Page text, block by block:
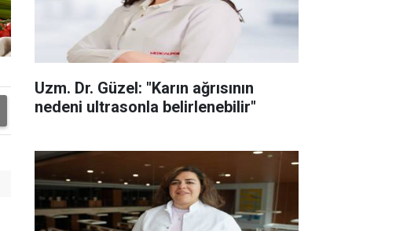
Uzm. Dr. Güzel: "Karın ağrısının
nedeni ultrasonla belirlenebilir"